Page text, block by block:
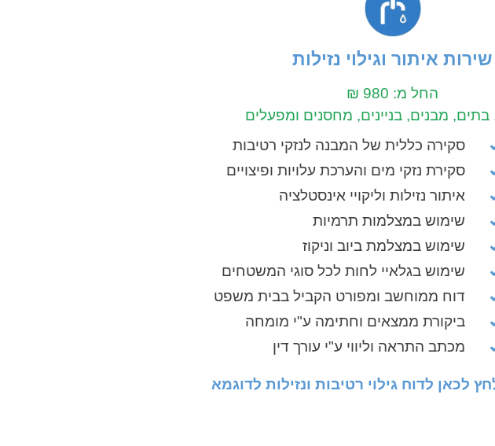
שירות איתור וגילוי נזילות
החל מ: 980 ₪
בתים, מבנים, בניינים, מחסנים ומפעלים
סקירה כללית של המבנה לנזקי רטיבות
סקירת נזקי מים והערכת עלויות ופיצויים
איתור נזילות וליקויי אינסטלציה
שימוש במצלמות תרמיות
שימוש במצלמת ביוב וניקוז
שימוש בגלאיי לחות לכל סוגי המשטחים
דוח ממוחשב ומפורט הקביל בבית משפט
ביקורת ממצאים וחתימה ע"י מומחה
מכתב התראה וליווי ע"י עורך דין
לכאן לדוח גילוי רטיבות ונזילות לדוגמא